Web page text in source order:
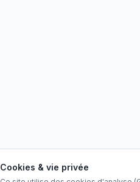
Cookies & vie privée